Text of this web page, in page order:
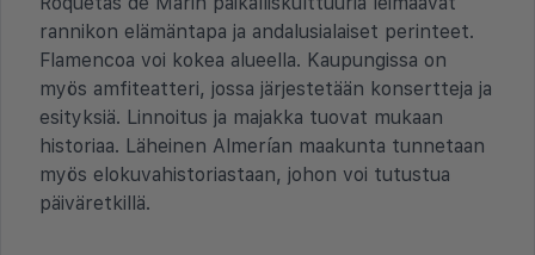
rannikon elämäntapa ja andalusialaiset perinteet.
Flamencoa voi kokea alueella. Kaupungissa on
myös amfiteatteri, jossa järjestetään konsertteja ja
esityksiä. Linnoitus ja majakka tuovat mukaan
historiaa. Läheinen Almerían maakunta tunnetaan
myös elokuvahistoriastaan, johon voi tutustua
päiväretkillä.